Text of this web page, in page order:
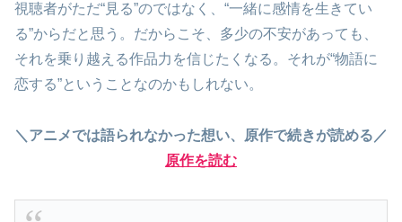
視聴者がただ“見る”のではなく、“一緒に感情を生きてい
る”からだと思う。だからこそ、多少の不安があっても、
それを乗り越える作品力を信じたくなる。それが“物語に
恋する”ということなのかもしれない。
＼アニメでは語られなかった想い、原作で続きが読める／
原作を読む